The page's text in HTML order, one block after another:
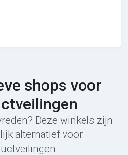
shops voor
Deze winkels zijn
alternatief voor